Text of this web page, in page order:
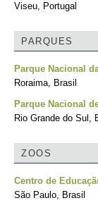
Viseu, Portugal
PARQUES
Parque Nacional
Roraima, Brasil
Parque Nacional
Rio Grande do Sul,
ZOOS
Centro de
São Paulo, Brasil